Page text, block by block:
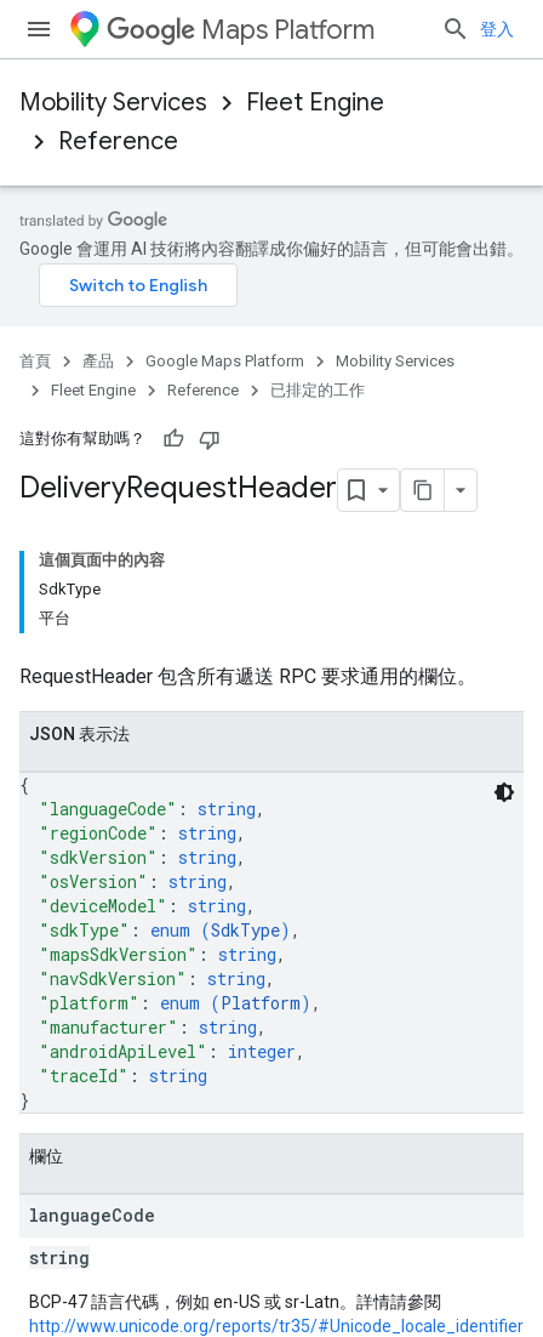
Maps Platform 登入
Mobility Services
Fleet Engine
Reference
Google 會運用 AI 技術將內容翻譯成你偏好的語言，但可能會出錯。
首頁 產品 Google Maps Platform
Mobility Services
Fleet Engine
Reference 已排定的工作
這對你有幫助嗎？
DeliveryRequestHeader
這個頁面中的內容
SdkType
平台
RequestHeader 包含所有遞送 RPC 要求通用的欄位。
JSON 表示法
{
"languageCode" : string,
"regionCode" : string,
"sdkVersion" : string,
"osVersion" : string,
"deviceModel" : string,
"sdkType" : enum (SdkType) ,
"mapsSdkVersion" : string,
"navSdkVersion" : string,
"platform" : enum (Platform) ,
"manufacturer" : string,
"androidApiLevel" : integer,
"traceId" : string
}
欄位
languageCode
string
BCP-47 語言代碼，例如 en-US 或 sr-Latn。詳情請參閱
http://www.unicode.org/reports/tr35/#Unicode_locale_identifier